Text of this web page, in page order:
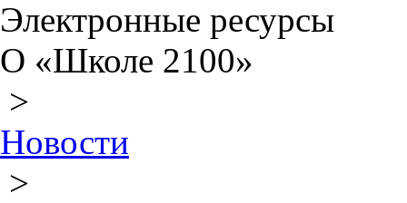
Электронные ресурсы
О «Школе 2100»
>
Новости
>